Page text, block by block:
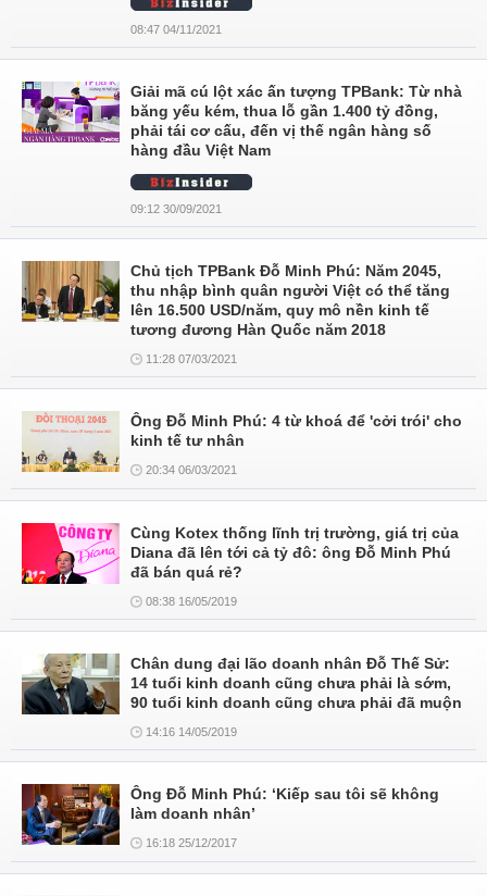
08:47 04/11/2021
Giải mã cú lột xác ấn tượng TPBank: Từ nhà
băng yếu kém, thua lỗ gần 1.400 tỷ đồng,
phải tái cơ cấu, đến vị thế ngân hàng số
hàng đầu Việt Nam
09:12 30/09/2021
Chủ tịch TPBank Đỗ Minh Phú: Năm 2045,
thu nhập bình quân người Việt có thể tăng
lên 16.500 USD/năm, quy mô nền kinh tế
tương đương Hàn Quốc năm 2018
11:28 07/03/2021
Ông Đỗ Minh Phú: 4 từ khoá để 'cởi trói' cho
kinh tế tư nhân
20:34 06/03/2021
Cùng Kotex thống lĩnh trị trường, giá trị của
Diana đã lên tới cả tỷ đô: ông Đỗ Minh Phú
đã bán quá rẻ?
08:38 16/05/2019
Chân dung đại lão doanh nhân Đỗ Thế Sử:
14 tuổi kinh doanh cũng chưa phải là sớm,
90 tuổi kinh doanh cũng chưa phải đã muộn
14:16 14/05/2019
Ông Đỗ Minh Phú: ‘Kiếp sau tôi sẽ không
làm doanh nhân’
16:18 25/12/2017